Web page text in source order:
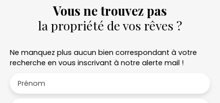
Vous ne trouvez pas
la propriété de vos rêves ?
Ne manquez plus aucun bien correspondant à votre
recherche en vous inscrivant à notre alerte mail !
Prénom